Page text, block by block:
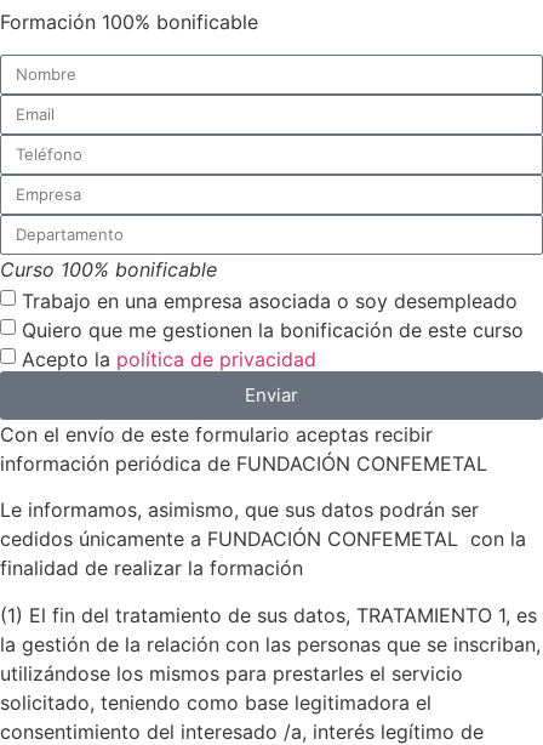
Formación 100% bonificable
Curso 100% bonificable
Trabajo en una empresa asociada o soy desempleado
Quiero que me gestionen la bonificación de este curso
Acepto la política de privacidad
Enviar
Con el envío de este formulario aceptas recibir
información periódica de FUNDACIÓN CONFEMETAL
Le informamos, asimismo, que sus datos podrán ser
cedidos únicamente a FUNDACIÓN CONFEMETAL con la
finalidad de realizar la formación
(1) El fin del tratamiento de sus datos, TRATAMIENTO 1, es
la gestión de la relación con las personas que se inscriban,
utilizándose los mismos para prestarles el servicio
solicitado, teniendo como base legitimadora el
consentimiento del interesado /a, interés legítimo de